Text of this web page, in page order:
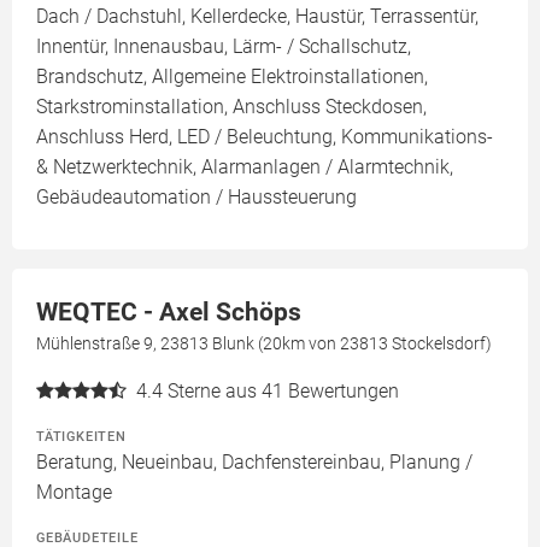
Dach / Dachstuhl, Kellerdecke, Haustür, Terrassentür,
Innentür, Innenausbau, Lärm- / Schallschutz,
Brandschutz, Allgemeine Elektroinstallationen,
Starkstrominstallation, Anschluss Steckdosen,
Anschluss Herd, LED / Beleuchtung, Kommunikations-
& Netzwerktechnik, Alarmanlagen / Alarmtechnik,
Gebäudeautomation / Haussteuerung
WEQTEC - Axel Schöps
Mühlenstraße 9, 23813 Blunk (20km von 23813 Stockelsdorf)
4.4 Sterne aus 41 Bewertungen
TÄTIGKEITEN
Beratung, Neueinbau, Dachfenstereinbau, Planung /
Montage
GEBÄUDETEILE